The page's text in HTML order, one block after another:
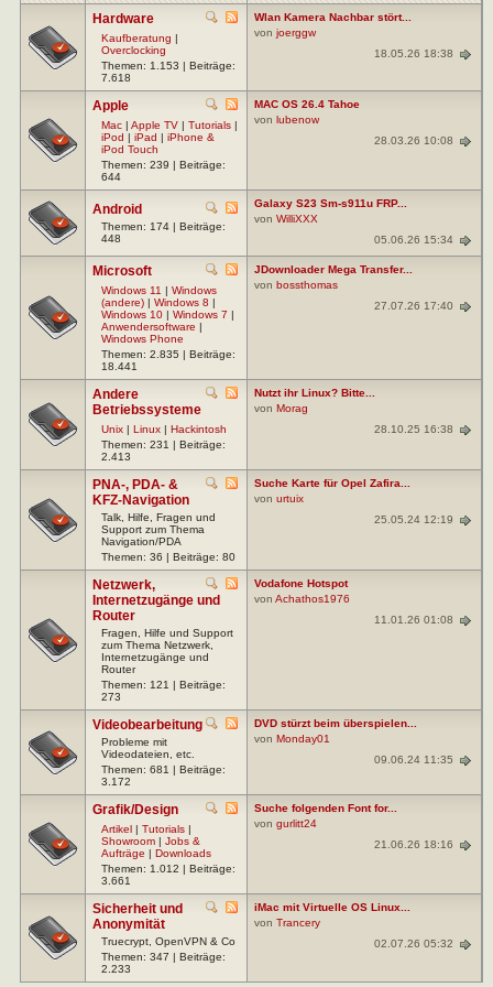
Hardware
Kaufberatung |
Overclocking
Themen: 1.153 | Beiträge:
7.618
Wlan Kamera Nachbar stört...
von joerggw
18.05.26 18:38
Apple
Mac | Apple TV | Tutorials |
iPod | iPad | iPhone &
iPod Touch
Themen: 239 | Beiträge:
644
MAC OS 26.4 Tahoe
von lubenow
28.03.26 10:08
Android
Themen: 174 | Beiträge:
448
Galaxy S23 Sm-s911u FRP...
von WilliXXX
05.06.26 15:34
Microsoft
Windows 11 | Windows
(andere) | Windows 8 |
Windows 10 | Windows 7 |
Anwendersoftware |
Windows Phone
Themen: 2.835 | Beiträge:
18.441
JDownloader Mega Transfer...
von bossthomas
27.07.26 17:40
Andere
Betriebssysteme
Unix | Linux | Hackintosh
Themen: 231 | Beiträge:
2.413
Nutzt ihr Linux? Bitte...
von Morag
28.10.25 16:38
PNA-, PDA- &
KFZ-Navigation
Talk, Hilfe, Fragen und
Support zum Thema
Navigation/PDA
Themen: 36 | Beiträge: 80
Suche Karte für Opel Zafira...
von urtuix
25.05.24 12:19
Netzwerk,
Internetzugänge und
Router
Fragen, Hilfe und Support
zum Thema Netzwerk,
Internetzugänge und
Router
Themen: 121 | Beiträge:
273
Vodafone Hotspot
von Achathos1976
11.01.26 01:08
Videobearbeitung
Probleme mit
Videodateien, etc.
Themen: 681 | Beiträge:
3.172
DVD stürzt beim überspielen...
von Monday01
09.06.24 11:35
Grafik/Design
Artikel | Tutorials |
Showroom | Jobs &
Aufträge | Downloads
Themen: 1.012 | Beiträge:
3.661
Suche folgenden Font for...
von gurlitt24
21.06.26 18:16
Sicherheit und
Anonymität
Truecrypt, OpenVPN & Co
Themen: 347 | Beiträge:
2.233
iMac mit Virtuelle OS Linux...
von Trancery
02.07.26 05:32